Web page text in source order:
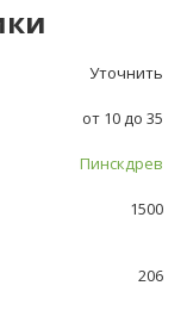
Уточнить
от 10 до 35
Пинскдрев
1500
206